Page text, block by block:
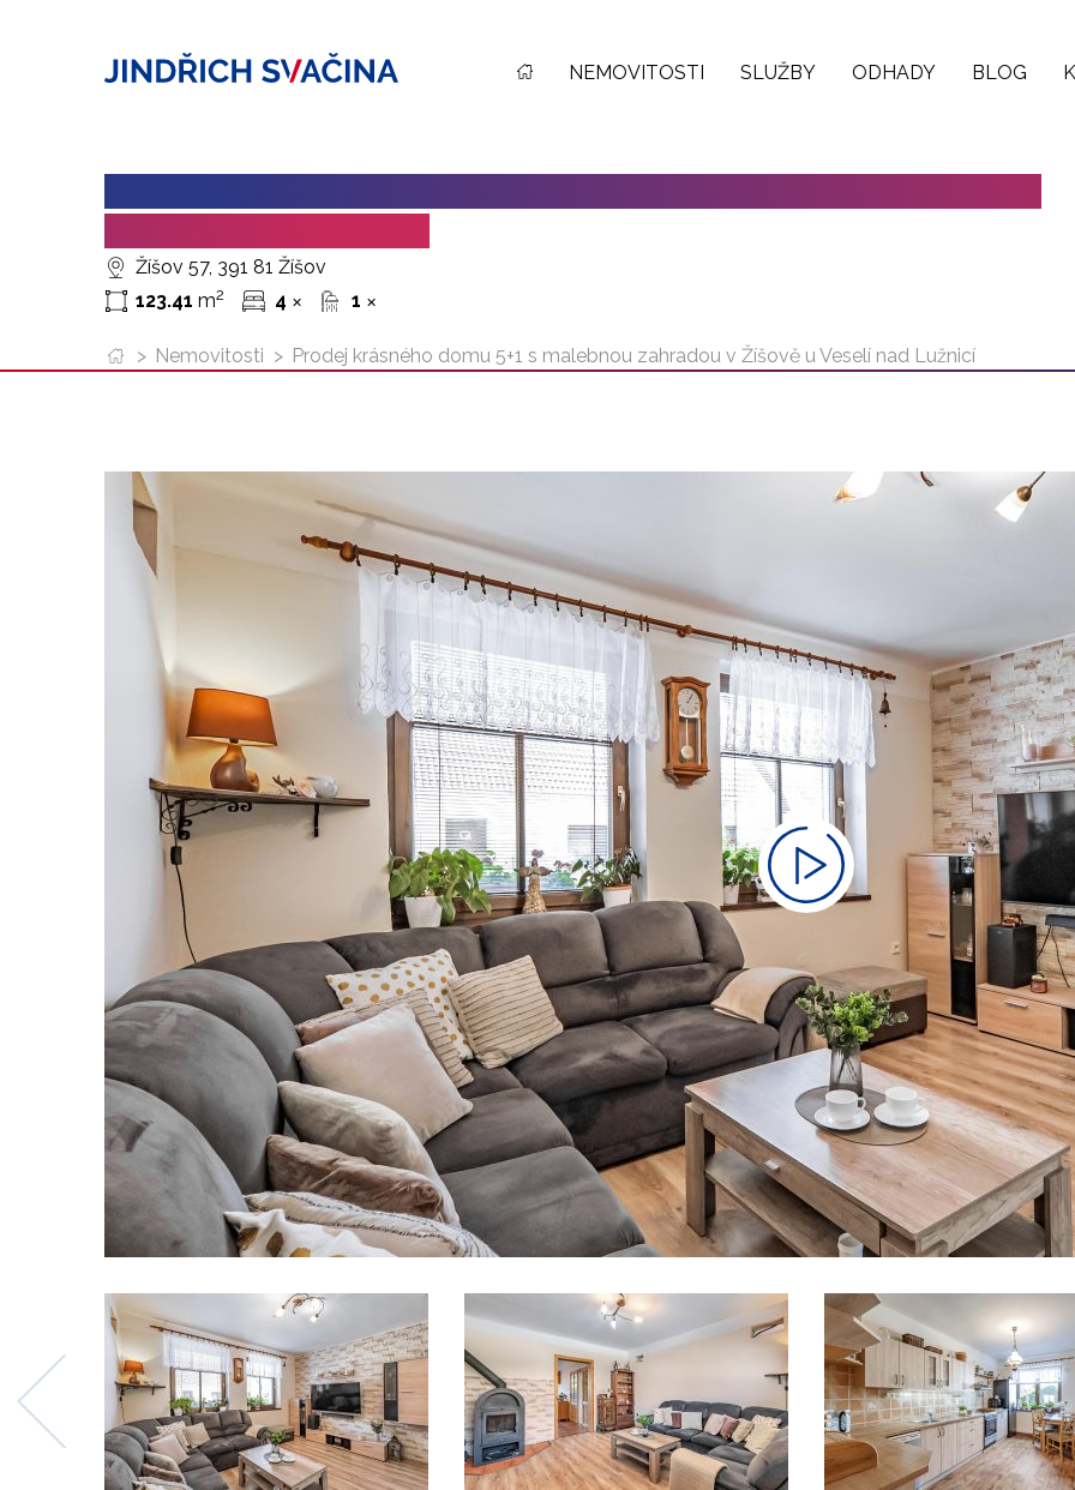
NEMOVITOSTI SLUŽBY ODHADY BLOG
Žíšov 57, 391 81 Žíšov
123.41 m2 4 ✕ 1 ✕
> Nemovitosti > Prodej krásného domu 5+1 s malebnou zahradou v Žíšově u Veselí nad Lužnicí